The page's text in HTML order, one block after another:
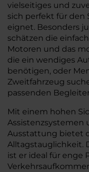
vielseitiges und
sich perfekt für den
eignet. Besonders
schätzen die
Motoren und das
die ein wendiges
benötigen, oder
Zweitfahrzeug
passenden
Mit einem hohen
Assistenzsystemen
Ausstattung bietet
Alltagstauglichkeit.
ist er ideal für enge